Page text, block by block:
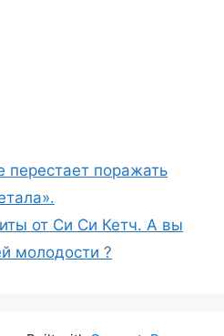
перестает поражать
от Си Си Кетч. А вы
молодости ?